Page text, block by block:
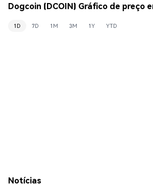
Dogcoin (DCOIN) Gráfico de preço
1D 7D 1M 3M 1Y YTD
Notícias